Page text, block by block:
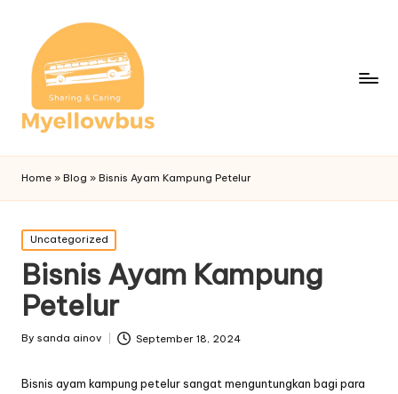
Home » Blog » Bisnis Ayam Kampung Petelur
Posted
in
Uncategorized
Bisnis Ayam Kampung
Petelur
Posted
By sanda ainov September 18, 2024
Bisnis ayam kampung petelur sangat menguntungkan bagi para